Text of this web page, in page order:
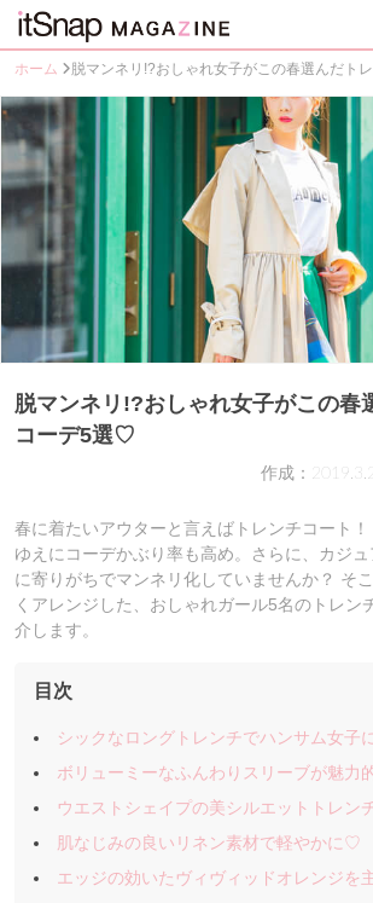
ホーム 脱マンネリ!?おしゃれ女子がこの春選んだト
脱マンネリ!?おしゃれ女子がこの春
コーデ5選♡
作成：
春に着たいアウターと言えばトレンチコート
ゆえにコーデかぶり率も高め。さらに、カジ
に寄りがちでマンネリ化していませんか？ そ
くアレンジした、おしゃれガール5名のトレン
介します。
目次
シックなロングトレンチでハンサム女子
ボリューミーなふんわりスリーブが魅力
ウエストシェイプの美シルエットトレン
肌なじみの良いリネン素材で軽やかに♡
エッジの効いたヴィヴィッドオレンジを